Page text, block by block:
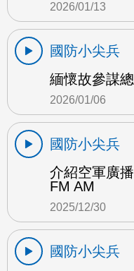
2026/01/13
國防小尖兵
緬懷故參謀
2026/01/06
國防小尖兵
介紹空軍廣
FM AM
2025/12/30
國防小尖兵